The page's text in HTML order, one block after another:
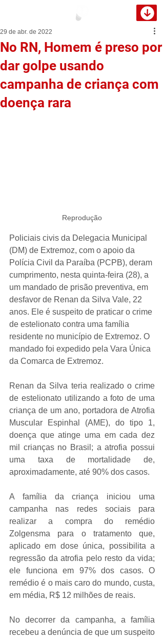
No RN, Homem é preso por
dar golpe usando
campanha de criança com
doença rara
29 de abr. de 2022
Reprodução
Policiais civis da Delegacia Municipal
(DM) de Extremoz, com o apoio da
Polícia Civil da Paraíba (PCPB), deram
cumprimento, nesta quinta-feira (28), a
um mandado de prisão preventiva, em
desfavor de Renan da Silva Vale, 22
anos. Ele é suspeito de praticar o crime
de estelionato contra uma família
residente no município de Extremoz. O
mandado foi expedido pela Vara Única
da Comarca de Extremoz.
Renan da Silva teria realizado o crime
de estelionato utilizando a foto de uma
criança de um ano, portadora de Atrofia
Muscular Espinhal (AME), do tipo 1,
doença que atinge uma em cada dez
mil crianças no Brasil; a atrofia possui
uma taxa de mortalidade de,
aproximadamente, até 90% dos casos.
A família da criança iniciou uma
campanha nas redes sociais para
realizar a compra do remédio
Zolgensma para o tratamento que,
aplicado em dose única, possibilita a
regressão da atrofia pelo resto da vida;
ele funciona em 97% dos casos. O
remédio é o mais caro do mundo, custa,
em média, R$ 12 milhões de reais.
No decorrer da campanha, a família
recebeu a denúncia de que um suspeito